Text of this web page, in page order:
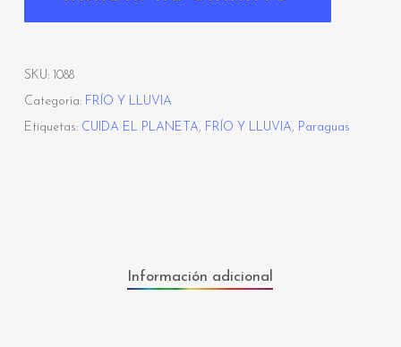
SKU: 1088
Categoría: FRÍO Y LLUVIA
Etiquetas: CUIDA EL PLANETA, FRÍO Y LLUVIA, Paraguas
Información adicional